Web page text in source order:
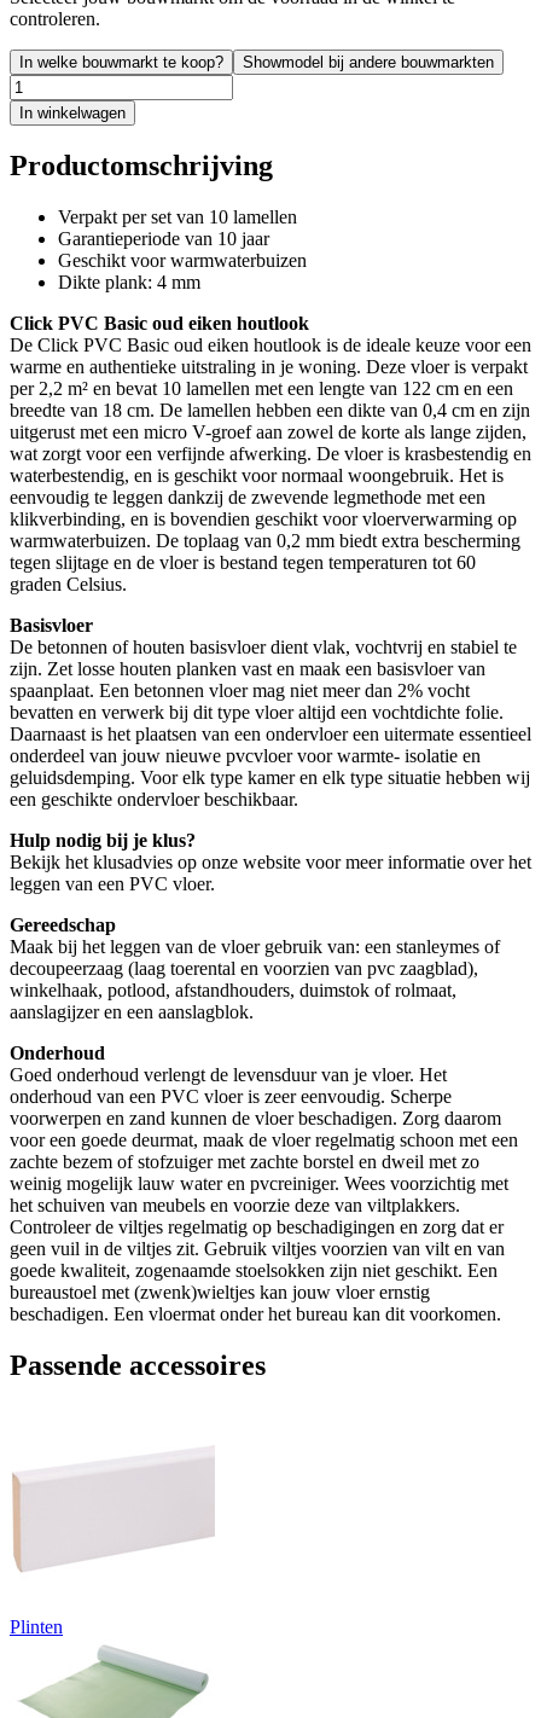
controleren.
In welke bouwmarkt te koop? Showmodel bij andere bouwmarkten
In winkelwagen
Productomschrijving
Verpakt per set van 10 lamellen
Garantieperiode van 10 jaar
Geschikt voor warmwaterbuizen
Dikte plank: 4 mm
Click PVC Basic oud eiken houtlook
De Click PVC Basic oud eiken houtlook is de ideale keuze voor een
warme en authentieke uitstraling in je woning. Deze vloer is verpakt
per 2,2 m² en bevat 10 lamellen met een lengte van 122 cm en een
breedte van 18 cm. De lamellen hebben een dikte van 0,4 cm en zijn
uitgerust met een micro V-groef aan zowel de korte als lange zijden,
wat zorgt voor een verfijnde afwerking. De vloer is krasbestendig en
waterbestendig, en is geschikt voor normaal woongebruik. Het is
eenvoudig te leggen dankzij de zwevende legmethode met een
klikverbinding, en is bovendien geschikt voor vloerverwarming op
warmwaterbuizen. De toplaag van 0,2 mm biedt extra bescherming
tegen slijtage en de vloer is bestand tegen temperaturen tot 60
graden Celsius.
Basisvloer
De betonnen of houten basisvloer dient vlak, vochtvrij en stabiel te
zijn. Zet losse houten planken vast en maak een basisvloer van
spaanplaat. Een betonnen vloer mag niet meer dan 2% vocht
bevatten en verwerk bij dit type vloer altijd een vochtdichte folie.
Daarnaast is het plaatsen van een ondervloer een uitermate essentieel
onderdeel van jouw nieuwe pvcvloer voor warmte- isolatie en
geluidsdemping. Voor elk type kamer en elk type situatie hebben wij
een geschikte ondervloer beschikbaar.
Hulp nodig bij je klus?
Bekijk het klusadvies op onze website voor meer informatie over het
leggen van een PVC vloer.
Gereedschap
Maak bij het leggen van de vloer gebruik van: een stanleymes of
decoupeerzaag (laag toerental en voorzien van pvc zaagblad),
winkelhaak, potlood, afstandhouders, duimstok of rolmaat,
aanslagijzer en een aanslagblok.
Onderhoud
Goed onderhoud verlengt de levensduur van je vloer. Het
onderhoud van een PVC vloer is zeer eenvoudig. Scherpe
voorwerpen en zand kunnen de vloer beschadigen. Zorg daarom
voor een goede deurmat, maak de vloer regelmatig schoon met een
zachte bezem of stofzuiger met zachte borstel en dweil met zo
weinig mogelijk lauw water en pvcreiniger. Wees voorzichtig met
het schuiven van meubels en voorzie deze van viltplakkers.
Controleer de viltjes regelmatig op beschadigingen en zorg dat er
geen vuil in de viltjes zit. Gebruik viltjes voorzien van vilt en van
goede kwaliteit, zogenaamde stoelsokken zijn niet geschikt. Een
bureaustoel met (zwenk)wieltjes kan jouw vloer ernstig
beschadigen. Een vloermat onder het bureau kan dit voorkomen.
Passende accessoires
Plinten